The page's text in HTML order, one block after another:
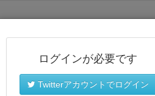
境が提供されます。
ログインが必要です
Twitterアカウントでログイン